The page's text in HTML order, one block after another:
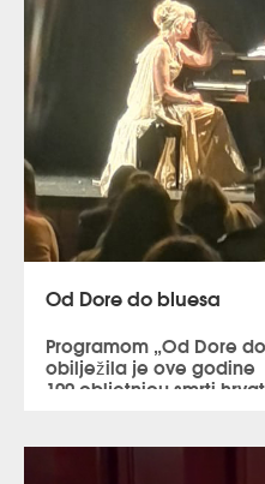
Od Dore do bluesa
Programom „Od Dore
obilježila je ove godine
100.obljetnicu smrti